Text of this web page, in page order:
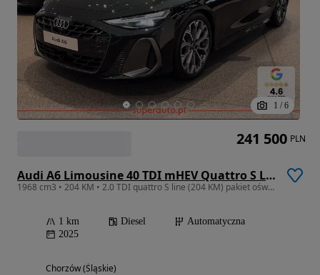
1 / 6
Audi A6 Limousine 40 TDI mHEV Quattro S Line S tronic
1968 cm3 • 204 KM • 2.0 TDI quattro S line (204 KM) pakiet oświetlenia Ambiente plus
1 km Diesel
Automatyczna
2025
Chorzów (Śląskie)
241 500 PLN